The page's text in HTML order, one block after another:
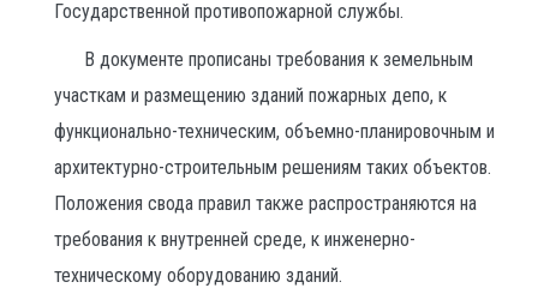
Государственной противопожарной службы.
В документе прописаны требования к земельным
участкам и размещению зданий пожарных депо, к
функционально-техническим, объемно-планировочным и
архитектурно-строительным решениям таких объектов.
Положения свода правил также распространяются на
требования к внутренней среде, к инженерно-
техническому оборудованию зданий.